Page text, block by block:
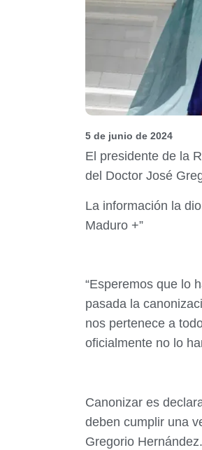
5 de junio de 2024
El presidente de la
del Doctor José
La información la
Maduro +”
“Esperemos que lo
pasada la
nos pertenece a
oficialmente no lo
Canonizar es
deben cumplir una
Gregorio Hernández.